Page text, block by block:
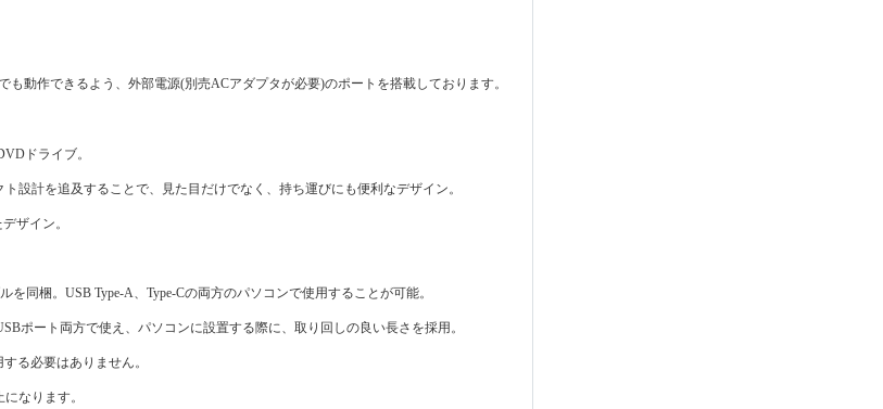
動作できるよう、外部電源(別売ACアダプタが必要)のポートを搭載しております。
ドライブ。
設計を追及することで、見た目だけでなく、持ち運びにも便利なデザイン。
ザイン。
同梱。USB Type-A、Type-Cの両方のパソコンで使用することが可能。
ポート両方で使え、パソコンに設置する際に、取り回しの良い長さを採用。
る必要はありません。
なります。